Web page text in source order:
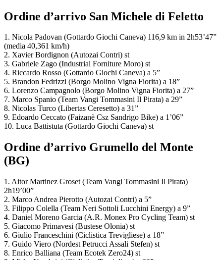
Ordine d’arrivo San Michele di Feletto
1. Nicola Padovan (Gottardo Giochi Caneva) 116,9 km in 2h53’47”
(media 40,361 km/h)
2. Xavier Bordignon (Autozai Contri) st
3. Gabriele Zago (Industrial Forniture Moro) st
4. Riccardo Rosso (Gottardo Giochi Caneva) a 5”
5. Brandon Fedrizzi (Borgo Molino Vigna Fiorita) a 18”
6. Lorenzo Campagnolo (Borgo Molino Vigna Fiorita) a 27”
7. Marco Spanio (Team Vangi Tommasini Il Pirata) a 29”
8. Nicolas Turco (Libertas Ceresetto) a 31”
9. Edoardo Ceccato (Faizanè Csz Sandrigo Bike) a 1’06”
10. Luca Battistuta (Gottardo Giochi Caneva) st
Ordine d’arrivo Grumello del Monte
(BG)
1. Aitor Martinez Groset (Team Vangi Tommasini Il Pirata)
2h19’00”
2. Marco Andrea Pierotto (Autozai Contri) a 5”
3. Filippo Colella (Team Neri Sottoli Lucchini Energy) a 9”
4. Daniel Moreno Garcia (A.R. Monex Pro Cycling Team) st
5. Giacomo Primavesi (Bustese Olonia) st
6. Giulio Franceschini (Ciclistica Trevigliese) a 18”
7. Guido Viero (Nordest Petrucci Assali Stefen) st
8. Enrico Balliana (Team Ecotek Zero24) st